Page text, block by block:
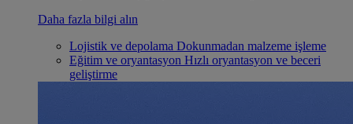
Daha fazla bilgi alın
Lojistik ve depolama Dokunmadan malzeme işleme
Eğitim ve oryantasyon Hızlı oryantasyon ve beceri
geliştirme